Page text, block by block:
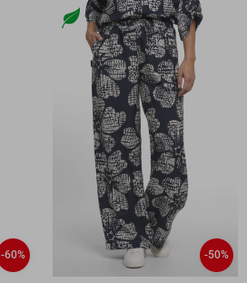
-60% -50%